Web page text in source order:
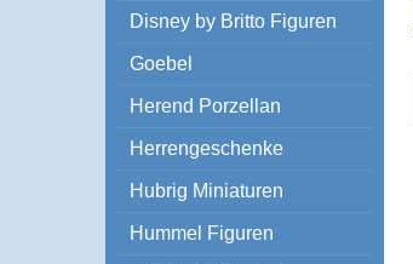
Disney by Britto Figuren
Goebel
Herend Porzellan
Herrengeschenke
Hubrig Miniaturen
Hummel Figuren